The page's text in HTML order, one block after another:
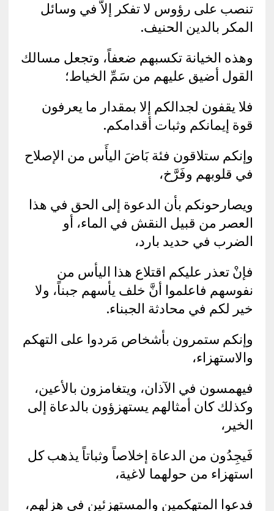
تنصب على رؤوس لا تفكر إلاَّ في وسائل
المكر بالدين الحنيف.
وهذه الخيانة تكسبهم ضعفاً، وتجعل مسالك
القول أضيق عليهم من سَمِّ الخياط؛
فلا يقفون لجدالكم إلا بمقدار ما يعرفون
قوة إيمانكم وثبات أقدامكم.
وإنكم ستلاقون فئة بَاضَ اليأَس من الإصلاح
في قلوبهم وفَرَّخ،
ويصارحونكم بأن الدعوة إلى الحق في هذا
العصر من قبيل النقش في الماء، أو
الضرب في حديد بارد،
فإنْ تعذر عليكم اقتلاع هذا اليأس من
نفوسهم فاعلموا أنَّ خلف يأسهم جبناً، ولا
خير لكم في محادثة الجبناء.
وإنكم ستمرون بأشخاص مَردوا على التهكم
والاستهزاء،
فيهمسون في الآذان، ويتغامزون بالأعين،
وكذلك كان أمثالهم يستهزؤون بالدعاة إلى
الخير،
فَيجِدُون من الدعاة إخلاصاً وثباتاً يذهب كل
استهزاء من حولهما لاغية،
فدعوا المتهكمين والمستهزئين في هزلهم،